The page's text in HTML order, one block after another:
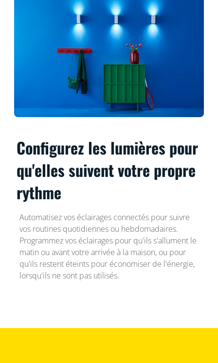
Configurez les lumières pour
qu'elles suivent votre propre
rythme
Automatisez vos éclairages connectés pour suivre
vos routines quotidiennes ou hebdomadaires.
Programmez vos éclairages pour qu'ils s'allument le
matin ou avant votre arrivée à la maison, ou pour
qu'ils restent éteints pour économiser de l'énergie,
lorsqu'ils ne sont pas utilisés.